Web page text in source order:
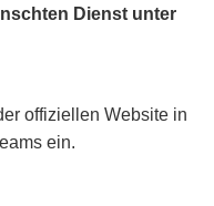
Dienst unter
offiziellen Website in
ein.